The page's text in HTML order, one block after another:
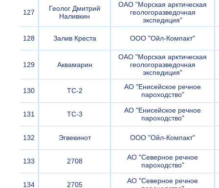
127
Геолог Дмитрий
Наливкин
ОАО "Морская арктическая
геологоразведочная
экспедиция"
128 Залив Креста ООО "Ойл-Компакт"
129 Аквамарин
ОАО "Морская арктическая
геологоразведочная
экспедиция"
130 ТС-2
АО "Енисейское речное
пароходство"
131 ТС-3
АО "Енисейское речное
пароходство"
132 Эгвекинот ООО "Ойл-Компакт"
133 2708
АО "Северное речное
пароходство"
134 2705
АО "Северное речное